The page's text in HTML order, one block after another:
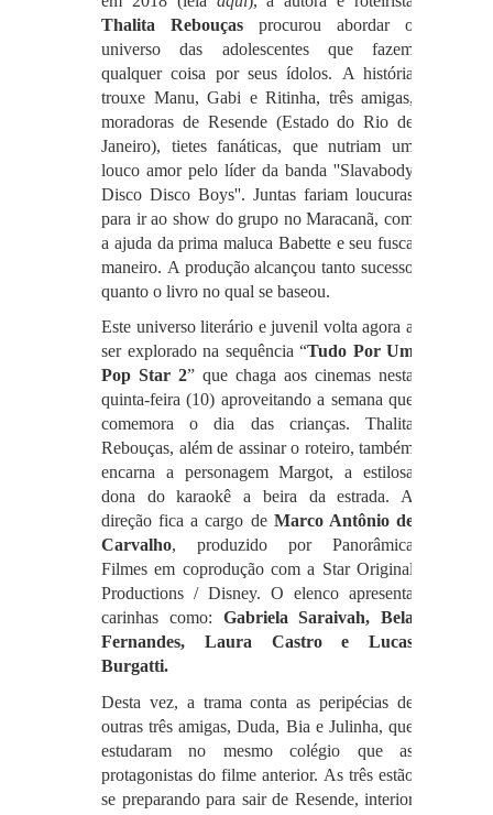
Thalita Rebouças procurou abordar o
universo das adolescentes que fazem
qualquer coisa por seus ídolos. A história
trouxe Manu, Gabi e Ritinha, três amigas,
moradoras de Resende (Estado do Rio de
Janeiro), tietes fanáticas, que nutriam um
louco amor pelo líder da banda ''Slavabody
Disco Disco Boys''. Juntas fariam loucuras
para ir ao show do grupo no Maracanã, com
a ajuda da prima maluca Babette e seu fusca
maneiro. A produção alcançou tanto sucesso
quanto o livro no qual se baseou.
Este universo literário e juvenil volta agora a
ser explorado na sequência “Tudo Por Um
Pop Star 2” que chaga aos cinemas nesta
quinta-feira (10) aproveitando a semana que
comemora o dia das crianças. Thalita
Rebouças, além de assinar o roteiro, também
encarna a personagem Margot, a estilosa
dona do karaokê a beira da estrada. A
direção fica a cargo de Marco Antônio de
Carvalho, produzido por Panorâmica
Filmes em coprodução com a Star Original
Productions / Disney. O elenco apresenta
carinhas como: Gabriela Saraivah, Bela
Fernandes, Laura Castro e Lucas
Burgatti.
Desta vez, a trama conta as peripécias de
outras três amigas, Duda, Bia e Julinha, que
estudaram no mesmo colégio que as
protagonistas do filme anterior. As três estão
se preparando para sair de Resende, interior